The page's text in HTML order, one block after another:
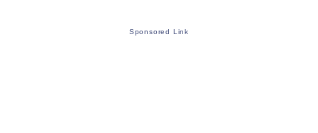
Sponsored Link